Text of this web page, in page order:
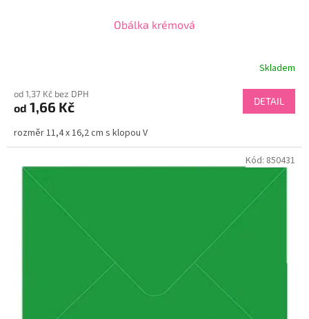
Obálka krémová
Skladem
od 1,37 Kč bez DPH
od 1,66 Kč DETAIL
rozměr 11,4 x 16,2 cm s klopou V
Kód: 850431